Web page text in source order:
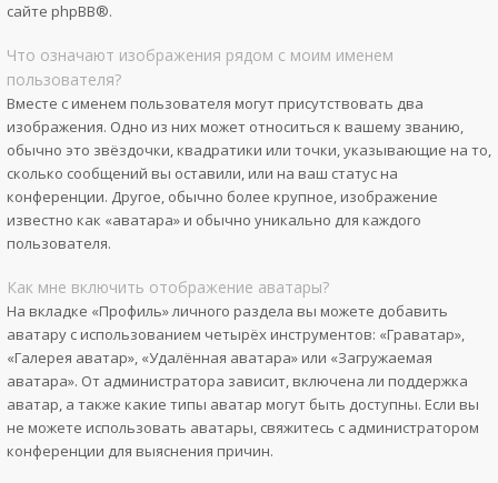
сайте phpBB®.
Что означают изображения рядом с моим именем
пользователя?
Вместе с именем пользователя могут присутствовать два
изображения. Одно из них может относиться к вашему званию,
обычно это звёздочки, квадратики или точки, указывающие на то,
сколько сообщений вы оставили, или на ваш статус на
конференции. Другое, обычно более крупное, изображение
известно как «аватара» и обычно уникально для каждого
пользователя.
Как мне включить отображение аватары?
На вкладке «Профиль» личного раздела вы можете добавить
аватару с использованием четырёх инструментов: «Граватар»,
«Галерея аватар», «Удалённая аватара» или «Загружаемая
аватара». От администратора зависит, включена ли поддержка
аватар, а также какие типы аватар могут быть доступны. Если вы
не можете использовать аватары, свяжитесь с администратором
конференции для выяснения причин.